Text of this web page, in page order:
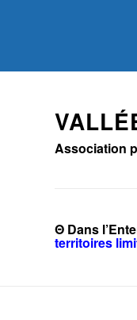
Association
Θ Dans
territoires